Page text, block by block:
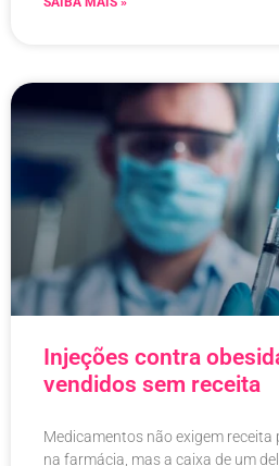
Injeções contra
vendidos sem receita
Medicamentos não exigem
na farmácia, mas a caixa de um